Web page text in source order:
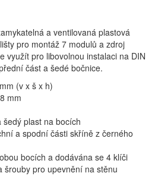
a ventilovaná plastová
pro montáž 7 modulů a zdroj
využít pro libovolnou instalaci na DIN
část a šedé bočnice.
(v x š x h)
mm
plast na bocích
a spodní části skříně z černého
bocích a dodávána se 4 klíči
šrouby pro upevnění na stěnu